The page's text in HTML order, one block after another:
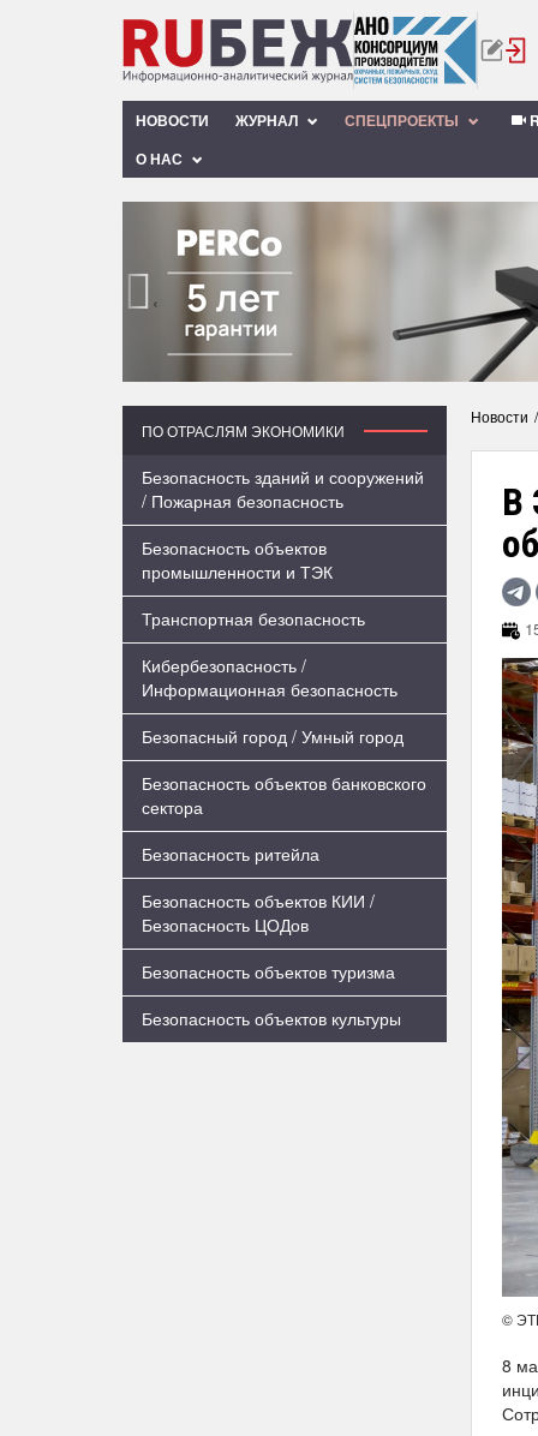
НОВОСТИ ЖУРНАЛ СПЕЦПРОЕКТЫ
О НАС
‹
ПО ОТРАСЛЯМ ЭКОНОМИКИ
Безопасность зданий и сооружений
/ Пожарная безопасность
Безопасность объектов
промышленности и ТЭК
Транспортная безопасность
Кибербезопасность /
Информационная безопасность
Безопасный город / Умный город
Безопасность объектов банковского
сектора
Безопасность ритейла
Безопасность объектов КИИ /
Безопасность ЦОДов
Безопасность объектов туризма
Безопасность объектов культуры
Новости
В
©
8